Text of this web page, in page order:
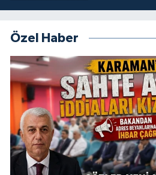
Özel Haber